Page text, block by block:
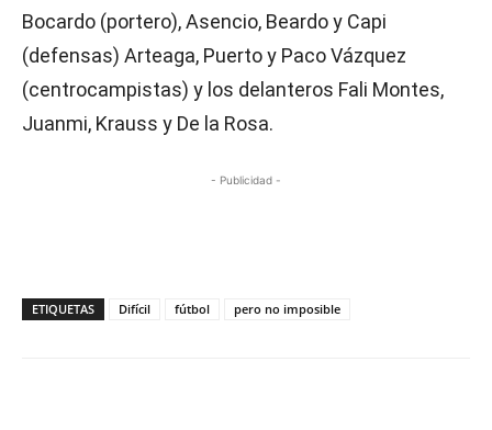
Bocardo (portero), Asencio, Beardo y Capi
(defensas) Arteaga, Puerto y Paco Vázquez
(centrocampistas) y los delanteros Fali Montes,
Juanmi, Krauss y De la Rosa.
- Publicidad -
ETIQUETAS Difícil fútbol pero no imposible